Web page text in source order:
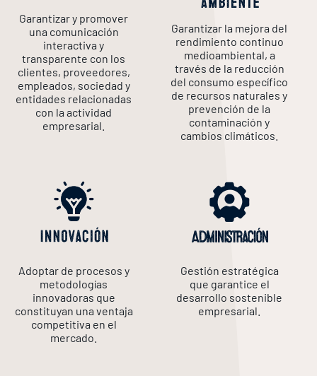
Madrid
Vigo
Logroño
in
Alesund
Bacalao
y
derivados
Garantizar y promover
una comunicación
interactiva y
transparente con los
clientes, proveedores,
empleados, sociedad y
entidades relacionadas
con la actividad
empresarial.
Garantizar la mejora del
rendimiento continuo
medioambiental, a
través de la reducción
del consumo específico
de recursos naturales y
prevención de la
contaminación y
cambios climáticos.
Adoptar de procesos y
metodologías
innovadoras que
constituyan una ventaja
competitiva en el
mercado.
Gestión estratégica
que garantice el
desarrollo sostenible
empresarial.